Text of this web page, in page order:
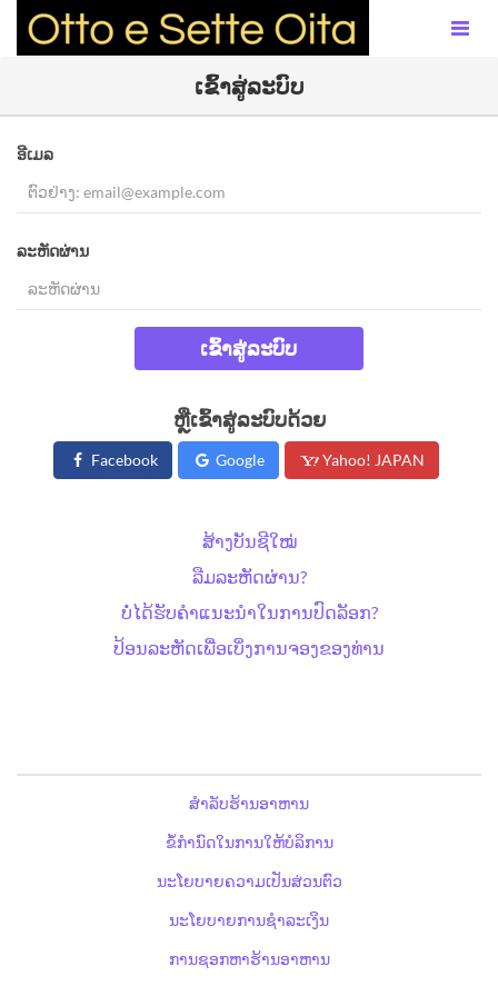
ເຂົ້າສູ່ລະບົບ
ອີເມລ
ລະຫັດຜ່ານ
ເຂົ້າສູ່ລະບົບ
ຫຼືເຂົ້າສູ່ລະບົບດ້ວຍ
Facebook Google Yahoo! JAPAN
ສ້າງບັນຊີໃໝ່
ລືມລະຫັດຜ່ານ?
ບໍ່ໄດ້ຮັບຄຳແນະນຳໃນການປົດລັອກ?
ປ້ອນລະຫັດເພື່ອເບິ່ງການຈອງຂອງທ່ານ
ສຳລັບຮ້ານອາຫານ
ຂໍ້ກຳນົດໃນການໃຫ້ບໍລິການ
ນະໂຍບາຍຄວາມເປັນສ່ວນຕົວ
ນະໂຍບາຍການຊຳລະເງິນ
ການຊອກຫາຮ້ານອາຫານ